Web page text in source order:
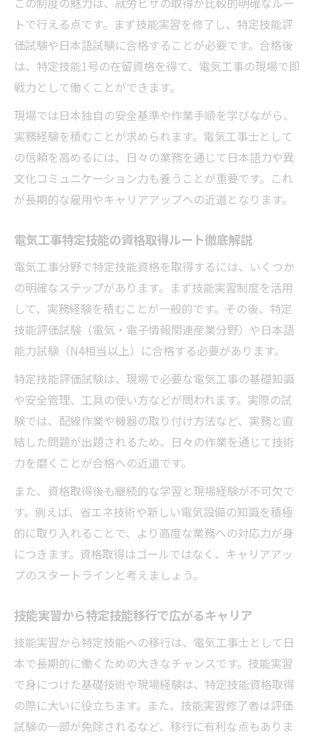
トで行える点です。まず技能実習を修了し、特定技能評
価試験や日本語試験に合格することが必要です。合格後
は、特定技能1号の在留資格を得て、電気工事の現場で即
戦力として働くことができます。
現場では日本独自の安全基準や作業手順を学びながら、
実務経験を積むことが求められます。電気工事士として
の信頼を高めるには、日々の業務を通じて日本語力や異
文化コミュニケーション力も養うことが重要です。これ
が長期的な雇用やキャリアアップへの近道となります。
電気工事特定技能の資格取得ルート徹底解説
電気工事分野で特定技能資格を取得するには、いくつか
の明確なステップがあります。まず技能実習制度を活用
して、実務経験を積むことが一般的です。その後、特定
技能評価試験（電気・電子情報関連産業分野）や日本語
能力試験（N4相当以上）に合格する必要があります。
特定技能評価試験は、現場で必要な電気工事の基礎知識
や安全管理、工具の使い方などが問われます。実際の試
験では、配線作業や機器の取り付け方法など、実務と直
結した問題が出題されるため、日々の作業を通じて技術
力を磨くことが合格への近道です。
また、資格取得後も継続的な学習と現場経験が不可欠で
す。例えば、省エネ技術や新しい電気設備の知識を積極
的に取り入れることで、より高度な業務への対応力が身
につきます。資格取得はゴールではなく、キャリアアッ
プのスタートラインと考えましょう。
技能実習から特定技能移行で広がるキャリア
技能実習から特定技能への移行は、電気工事士として日
本で長期的に働くための大きなチャンスです。技能実習
で身につけた基礎技術や現場経験は、特定技能資格取得
の際に大いに役立ちます。また、技能実習修了者は評価
試験の一部が免除されるなど、移行に有利な点もありま